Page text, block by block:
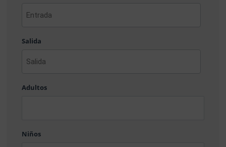
AAAA
MM
DD
Salida
AAAA
MM
Adultos
Niños